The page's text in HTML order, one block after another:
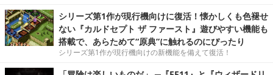
シリーズ第1作が現行機向けに復活！懐かしくも色褪せ
ない『カルドセプト ザ ファースト』遊びやすい機能も
搭載で、あらためて“原典”に触れるのにぴったり
シリーズ第1作が現行機向けの新機能を備えて復活！